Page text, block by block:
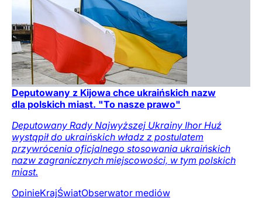
Deputowany z Kijowa chce ukraińskich nazw
dla polskich miast. "To nasze prawo"
Deputowany Rady Najwyższej Ukrainy Ihor Huź
wystąpił do ukraińskich władz z postulatem
przywrócenia oficjalnego stosowania ukraińskich
nazw zagranicznych miejscowości, w tym polskich
miast.
OpinieKrajŚwiatObserwator mediów